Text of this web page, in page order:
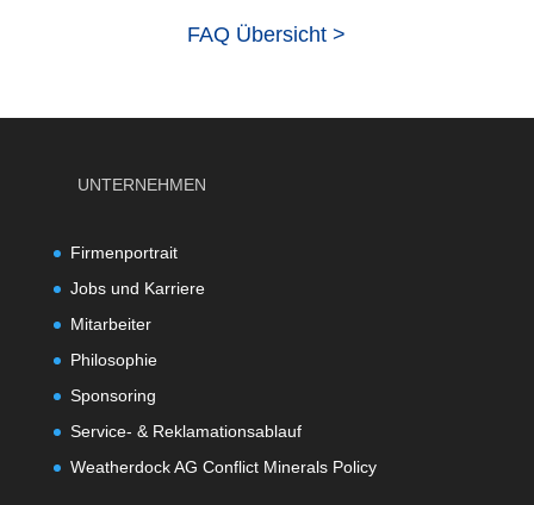
FAQ Übersicht >
UNTERNEHMEN
Firmenportrait
Jobs und Karriere
Mitarbeiter
Philosophie
Sponsoring
Service- & Reklamationsablauf
Weatherdock AG Conflict Minerals Policy